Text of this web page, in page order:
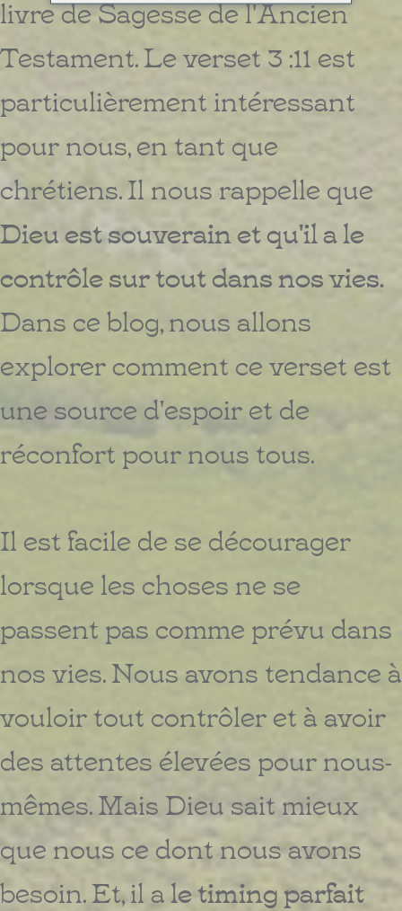
livre de Sagesse de l'Ancien
Testament. Le verset 3 :11 est
particulièrement intéressant
pour nous, en tant que
chrétiens. Il nous rappelle que
Dieu est souverain et qu'il a le
contrôle sur tout dans nos vies.
Dans ce blog, nous allons
explorer comment ce verset est
une source d'espoir et de
réconfort pour nous tous.
Il est facile de se décourager
lorsque les choses ne se
passent pas comme prévu dans
nos vies. Nous avons tendance à
vouloir tout contrôler et à avoir
des attentes élevées pour nous-
mêmes. Mais Dieu sait mieux
que nous ce dont nous avons
besoin. Et, il ale timing parfait